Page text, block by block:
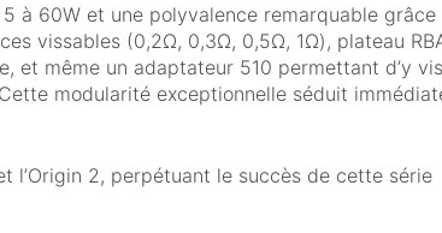
à 60W et une polyvalence remarquable grâce
vissables (0,2Ω, 0,3Ω, 0,5Ω, 1Ω), plateau
et même un adaptateur 510 permettant d’y
modularité exceptionnelle séduit
l’Origin 2, perpétuant le succès de cette série